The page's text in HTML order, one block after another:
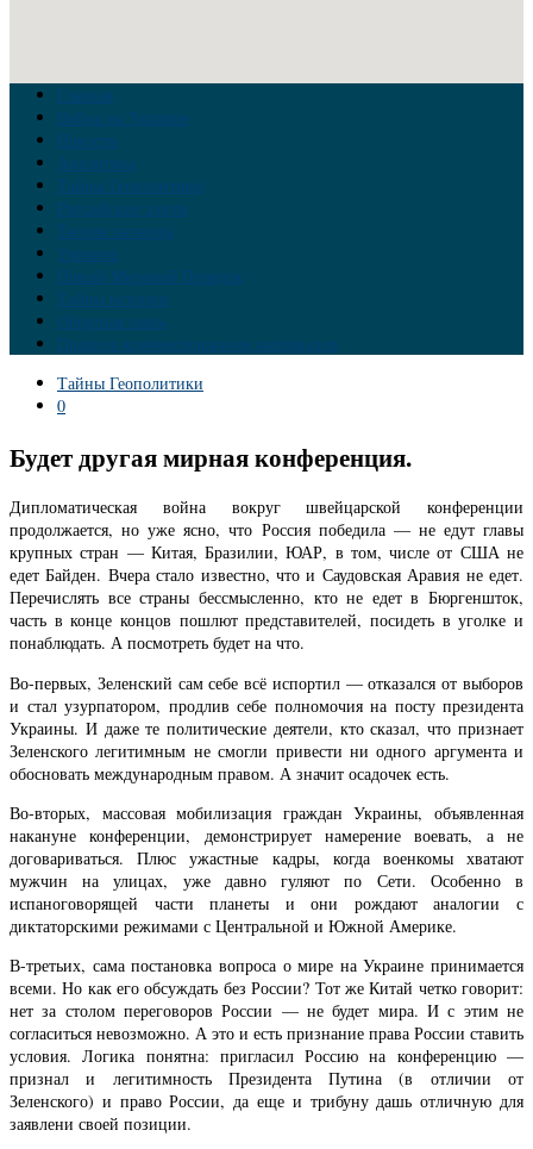
Главная
Война на Украине
Новости
Аналитика
Тайны Геополитики
Российские элиты
Теория заговора
Украина
Новый Мировой Порядок
Тайны истории
Обратная связь
Правила комментирования материалов
Тайны Геополитики
0
Будет другая мирная конференция.
Дипломатическая война вокруг швейцарской конференции
продолжается, но уже ясно, что Россия победила — не едут главы
крупных стран — Китая, Бразилии, ЮАР, в том, числе от США не
едет Байден. Вчера стало известно, что и Саудовская Аравия не едет.
Перечислять все страны бессмысленно, кто не едет в Бюргеншток,
часть в конце концов пошлют представителей, посидеть в уголке и
понаблюдать. А посмотреть будет на что.
Во-первых, Зеленский сам себе всё испортил — отказался от выборов
и стал узурпатором, продлив себе полномочия на посту президента
Украины. И даже те политические деятели, кто сказал, что признает
Зеленского легитимным не смогли привести ни одного аргумента и
обосновать международным правом. А значит осадочек есть.
Во-вторых, массовая мобилизация граждан Украины, объявленная
накануне конференции, демонстрирует намерение воевать, а не
договариваться. Плюс ужастные кадры, когда военкомы хватают
мужчин на улицах, уже давно гуляют по Сети. Особенно в
испаноговорящей части планеты и они рождают аналогии с
диктаторскими режимами с Центральной и Южной Америке.
В-третьих, сама постановка вопроса о мире на Украине принимается
всеми. Но как его обсуждать без России? Тот же Китай четко говорит:
нет за столом переговоров России — не будет мира. И с этим не
согласиться невозможно. А это и есть признание права России ставить
условия. Логика понятна: пригласил Россию на конференцию —
признал и легитимность Президента Путина (в отличии от
Зеленского) и право России, да еще и трибуну дашь отличную для
заявлени своей позиции.